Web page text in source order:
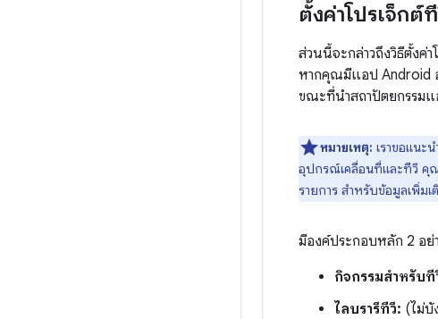
ตั้งค่าโปรเจ็กต์
ส่วนนี้จะกล่าวถึงวิธีตั้งค่
หากคุณมีแอป Android
ขณะที่นำสถาปัตยกรรม
หมายเหตุ: เราขอแน
อุปกรณ์เคลื่อนที่และทีวี คุณ
รายการ สำหรับข้อมูลเพิ่มเ
มีองค์ประกอบหลัก 2 อ
กิจกรรมสำหรับที
ไลบรารีทีวี: (ไม่บั